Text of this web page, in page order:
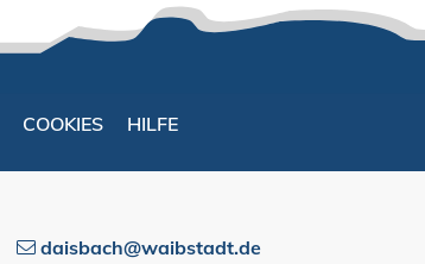
COOKIES HILFE
daisbach@waibstadt.de